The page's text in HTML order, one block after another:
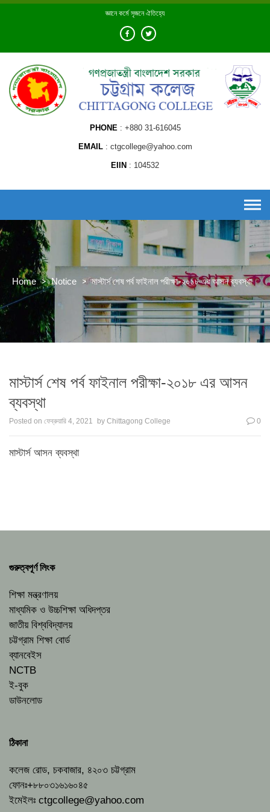
Skip
জ্ঞানে কর্মে সৃজনে ঐতিহ্যে
PHONE +880 31-616045
EMAIL ctgcollege@yahoo.com
EIIN 104532
Home > Notice > মাস্টার্স শেষ পর্ব ফাইনাল পরীক্ষা-২০১৮ এর আসন ব্যবস্থা
মাস্টার্স শেষ পর্ব ফাইনাল পরীক্ষা-২০১৮ এর আসন
ব্যবস্থা
Posted on ফেব্রুয়ারি 4, 2021 by Chittagong College 0
মাস্টার্স আসন ব্যবস্থা
গুরুত্বপূর্ণ লিংক
শিক্ষা মন্ত্রণালয়
মাধ্যমিক ও উচ্চশিক্ষা অধিদপ্তর
জাতীয় বিশ্ববিদ্যালয়
চট্টগ্রাম শিক্ষা বোর্ড
ব্যানবেইস
NCTB
ই-বুক
ডাউনলোড
ঠিকানা
কলেজ রোড, চকবাজার, ৪২০৩ চট্টগ্রাম
ফোনঃ+৮৮০৩১৬১৬০৪৫
ইমেইলঃ ctgcollege@yahoo.com